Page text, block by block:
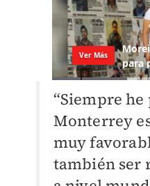
“Siempre
Monterrey
muy
también ser